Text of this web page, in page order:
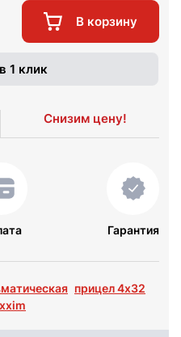
В корзину
1 клик
Снизим цену!
Гарантия
прицел 4x32